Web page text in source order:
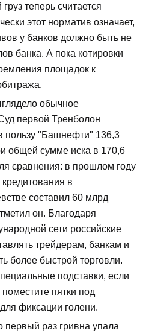
теперь считается
этот норматив означает,
у банков должно быть не
банка. А пока котировки
площадок к
обычное
первой Тренболон
пользу "Башнефти" 136,3
общей сумме иска в 170,6
сравнения: в прошлом году
в
составил 60 млрд
он. Благодаря
сети российские
трейдерам, банкам и
более быстрой торговли.
подставки, если
пятки под
фиксации голени.
первый раз гривна упала